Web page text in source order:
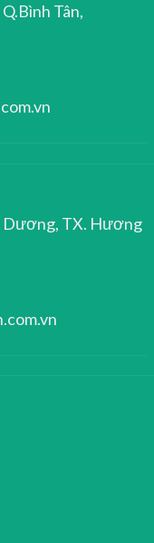
Tân,
Dương, TX. Hương